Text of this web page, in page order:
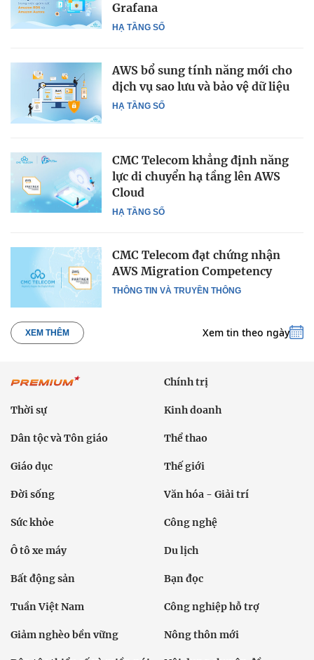
HẠ TẦNG SỐ
Grafana
HẠ TẦNG SỐ
AWS bổ sung tính năng mới cho
dịch vụ sao lưu và bảo vệ dữ liệu
HẠ TẦNG SỐ
CMC Telecom khẳng định năng
lực di chuyển hạ tầng lên AWS
Cloud
THÔNG TIN VÀ TRUYỀN THÔNG
CMC Telecom đạt chứng nhận
AWS Migration Competency
XEM THÊM Xem tin theo ngày
Chính trị
Thời sự Kinh doanh
Dân tộc và Tôn giáo Thể thao
Giáo dục Thế giới
Đời sống Văn hóa - Giải trí
Sức khỏe Công nghệ
Ô tô xe máy Du lịch
Bất động sản Bạn đọc
Tuần Việt Nam Công nghiệp hỗ trợ
Giảm nghèo bền vững Nông thôn mới